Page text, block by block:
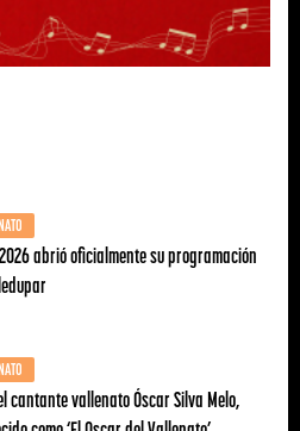
2026 abrió oficialmente su programación
cantante vallenato Óscar Silva Melo,